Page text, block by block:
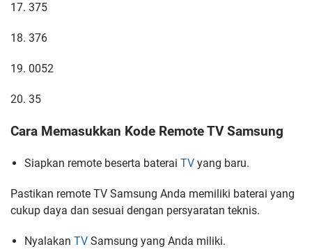
17. 375
18. 376
19. 0052
20. 35
Cara Memasukkan Kode Remote TV Samsung
Siapkan remote beserta baterai TV yang baru.
Pastikan remote TV Samsung Anda memiliki baterai yang
cukup daya dan sesuai dengan persyaratan teknis.
Nyalakan TV Samsung yang Anda miliki.